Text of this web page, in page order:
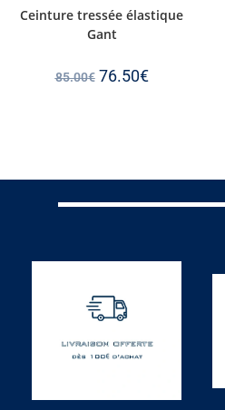
Ceinture tressée élastique
Gant
85.00€ 76.50€